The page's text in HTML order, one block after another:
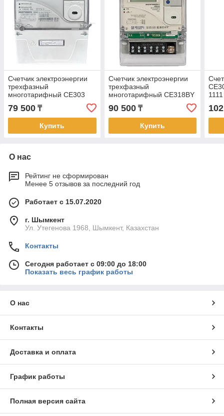
Счетчик электроэнергии
трехфазный
многотарифный CE303
(для АСКУЭ,5(10)А)
79 500 ₸
Купить
Счетчик электроэнергии
трехфазный
многотарифный CE318BY
(оптопорт, для
АСКУЭ,PLC, 100А)
90 500₸
Купить
О нас
Рейтинг не сформирован
Менее 5 отзывов за последний год
Работает с 15.07.2020
г. Шымкент
Ул. Утегенова 1968, Шымкент, Казахстан
Контакты
Сегодня работает с 09:00 до 18:00
Показать весь график работы
О нас
Контакты
Доставка и оплата
График работы
Полная версия сайта